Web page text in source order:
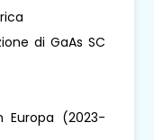
di GaAs SC
Europa (2023-